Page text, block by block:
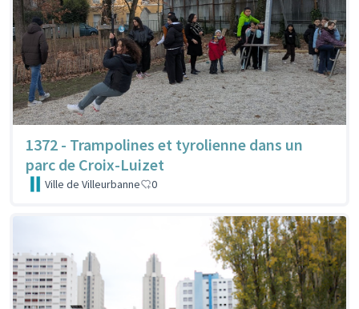
1372 - Trampolines et tyrolienne dans un
parc de Croix-Luizet
Ville de Villeurbanne 0